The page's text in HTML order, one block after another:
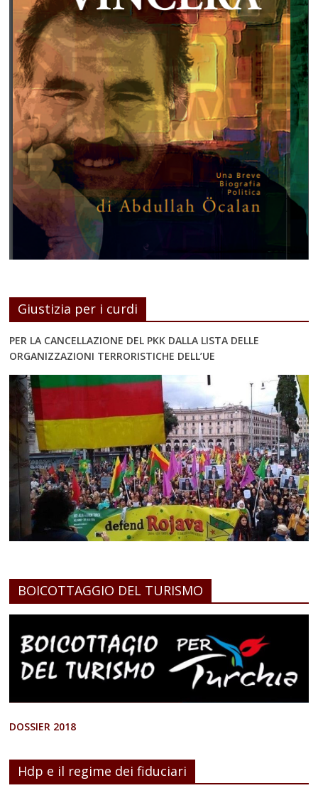
Giustizia per i curdi
PER LA CANCELLAZIONE DEL PKK DALLA LISTA DELLE
ORGANIZZAZIONI TERRORISTICHE DELL’UE
BOICOTTAGGIO DEL TURISMO
DOSSIER 2018
Hdp e il regime dei fiduciari